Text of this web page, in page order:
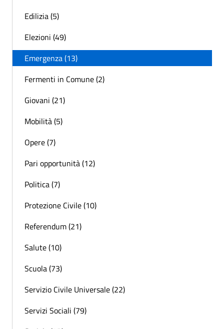
Edilizia (5)
Elezioni (49)
Emergenza (13)
Fermenti in Comune (2)
Giovani (21)
Mobilità (5)
Opere (7)
Pari opportunità (12)
Politica (7)
Protezione Civile (10)
Referendum (21)
Salute (10)
Scuola (73)
Servizio Civile Universale (22)
Servizi Sociali (79)